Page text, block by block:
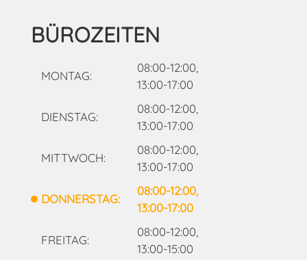
BÜROZEITEN
MONTAG:
08:00-12:00,
13:00-17:00
DIENSTAG:
08:00-12:00,
13:00-17:00
MITTWOCH:
08:00-12:00,
13:00-17:00
DONNERSTAG:
08:00-12:00,
13:00-17:00
FREITAG:
08:00-12:00,
13:00-15:00